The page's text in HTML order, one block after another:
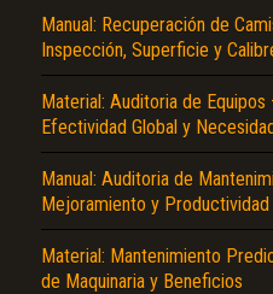
Manual: Recuperación de
Inspección, Superficie y
Material: Auditoria de
Efectividad Global y
Manual: Auditoria de
Mejoramiento y Productividad
Material: Mantenimiento
de Maquinaria y Beneficios